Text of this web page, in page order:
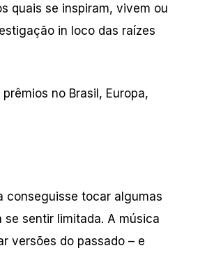
quais se inspiram, vivem ou
in loco das raízes
no Brasil, Europa,
conseguisse tocar algumas
sentir limitada. A música
versões do passado – e